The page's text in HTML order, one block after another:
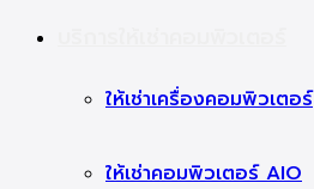
ให้เช่าเครื่องคอมพิวเตอร์
ให้เช่าคอมพิวเตอร์ AIO